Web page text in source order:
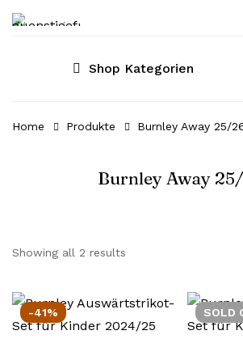
Shop Kategorien
Home Produkte Burnley Away 25/
Burnley Away
Showing all 2 results
-41% SOLD